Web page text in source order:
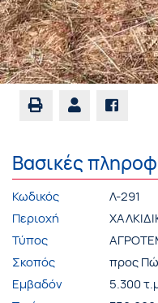
Βασικές
Κωδικός
Λ-291
Περιοχή
Τύπος
Σκοπός
προς
Εμβαδόν
5.300